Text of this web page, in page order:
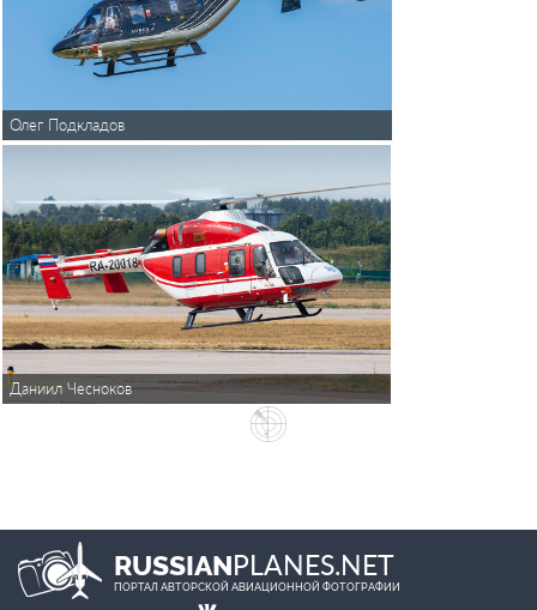
Олег Подкладов
Даниил Чесноков
RUSSIANPLANES.NET
ПОРТАЛ АВТОРСКОЙ АВИАЦИОННОЙ ФОТОГРАФИИ